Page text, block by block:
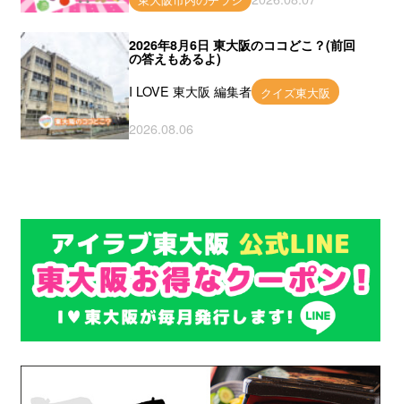
2026年8月6日 東大阪のココどこ？(前回
の答えもあるよ)
I LOVE 東大阪 編集者 クイズ東大阪
2026.08.06